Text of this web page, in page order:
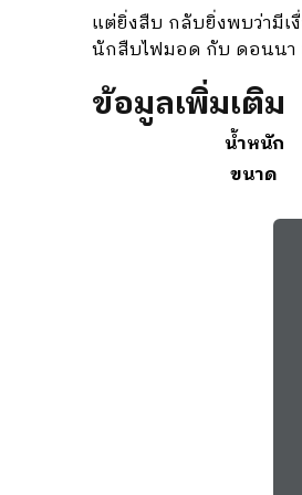
แต่ยิ่งสืบ กลับยิ่งพบว่ามีเ
นักสืบไฟมอด กับ ดอนนา
ข้อมูลเพิ่มเติม
น้ำหนัก
ขนาด